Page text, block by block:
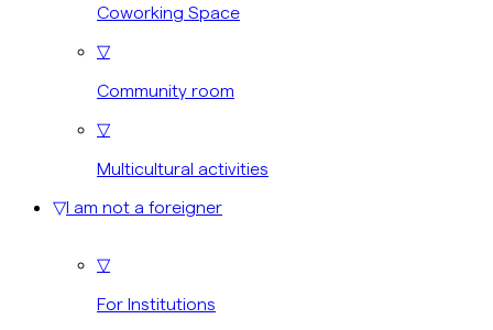
Coworking Space
▽
Community room
▽
Multicultural activities
▽I am not a foreigner
▽
For Institutions